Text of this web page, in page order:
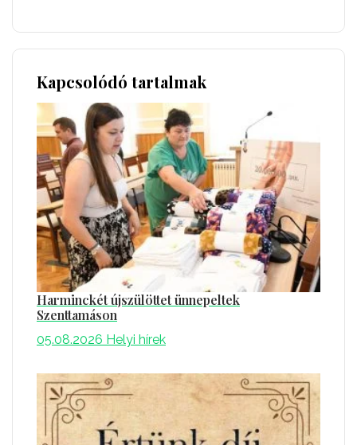
Kapcsolódó tartalmak
Harminckét újszülöttet ünnepeltek
Szenttamáson
05.08.2026 Helyi hírek